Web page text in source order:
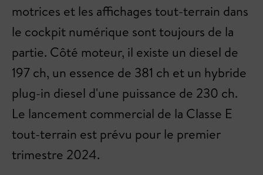
motrices et les affichages tout-terrain dans
le cockpit numérique sont toujours de la
partie. Côté moteur, il existe un diesel de
197 ch, un essence de 381 ch et un hybride
plug-in diesel d'une puissance de 230 ch.
Le lancement commercial de la Classe E
tout-terrain est prévu pour le premier
trimestre 2024.